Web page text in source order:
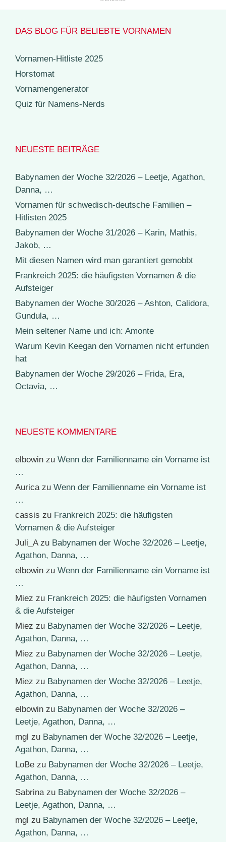
DAS BLOG FÜR BELIEBTE VORNAMEN
Vornamen-Hitliste 2025
Horstomat
Vornamengenerator
Quiz für Namens-Nerds
NEUESTE BEITRÄGE
Babynamen der Woche 32/2026 – Leetje, Agathon,
Danna, …
Vornamen für schwedisch-deutsche Familien –
Hitlisten 2025
Babynamen der Woche 31/2026 – Karin, Mathis,
Jakob, …
Mit diesen Namen wird man garantiert gemobbt
Frankreich 2025: die häufigsten Vornamen & die
Aufsteiger
Babynamen der Woche 30/2026 – Ashton, Calidora,
Gundula, …
Mein seltener Name und ich: Amonte
Warum Kevin Keegan den Vornamen nicht erfunden
hat
Babynamen der Woche 29/2026 – Frida, Era,
Octavia, …
NEUESTE KOMMENTARE
elbowin zu Wenn der Familienname ein Vorname ist
…
Aurica zu Wenn der Familienname ein Vorname ist
…
cassis zu Frankreich 2025: die häufigsten
Vornamen & die Aufsteiger
Juli_Azu Babynamen der Woche 32/2026 – Leetje,
Agathon, Danna, …
elbowin zu Wenn der Familienname ein Vorname ist
…
Miez zu Frankreich 2025: die häufigsten Vornamen
& die Aufsteiger
Miez zu Babynamen der Woche 32/2026 – Leetje,
Agathon, Danna, …
Miez zu Babynamen der Woche 32/2026 – Leetje,
Agathon, Danna, …
Miez zu Babynamen der Woche 32/2026 – Leetje,
Agathon, Danna, …
elbowin zu Babynamen der Woche 32/2026 –
Leetje, Agathon, Danna, …
mgl zu Babynamen der Woche 32/2026 – Leetje,
Agathon, Danna, …
LoBe zu Babynamen der Woche 32/2026 – Leetje,
Agathon, Danna, …
Sabrina zu Babynamen der Woche 32/2026 –
Leetje, Agathon, Danna, …
mgl zu Babynamen der Woche 32/2026 – Leetje,
Agathon, Danna, …